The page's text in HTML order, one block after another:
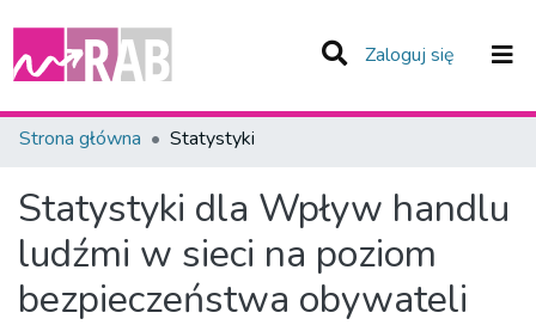
Zaloguj się (current)
Zespoły i Kolekcje
Strona główna Statystyki
Statystyki dla Wpływ handlu
ludźmi w sieci na poziom
bezpieczeństwa obywateli